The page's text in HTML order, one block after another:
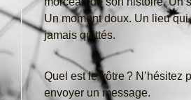
Un moment doux. Un lieu qui
jamais quittés.
Quel est le vôtre ? N’hésitez
envoyer un message.